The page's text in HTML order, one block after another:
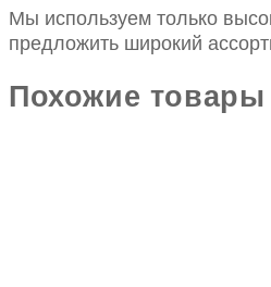
quantity
Мы используем только
предложить широкий
Похожие товары